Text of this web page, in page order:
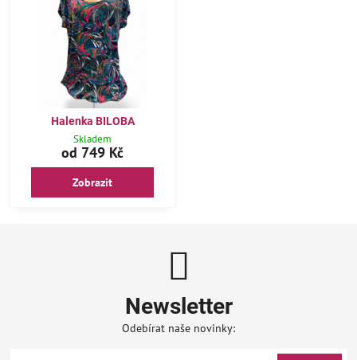
Halenka BILOBA
Skladem
od 749 Kč
Zobrazit
Newsletter
Odebírat naše novinky: